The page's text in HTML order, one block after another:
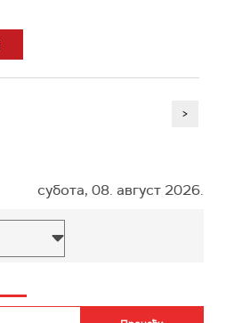
>
субота, 08. август 2026.